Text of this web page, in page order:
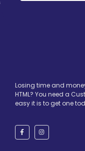
Losing time and
HTML? You need a
easy it is to get one